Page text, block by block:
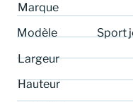
Hauteur
Largeur
Modèle
Marque
Sport